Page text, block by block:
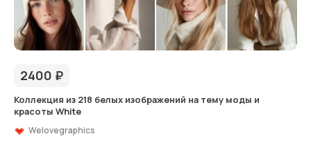
2400 ₽
Коллекция из 218 белых изображений на тему моды и
красоты White
Welovegraphics